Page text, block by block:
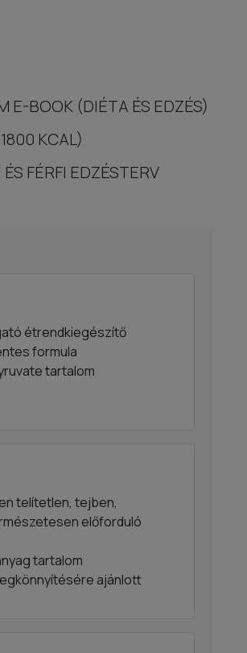
E-BOOK (DIÉTA ÉS EDZÉS)
KCAL)
FÉRFI EDZÉSTERV
étrendkiegészítő
formula
tartalom
telítetlen, tejben,
előforduló
tartalom
ajánlott